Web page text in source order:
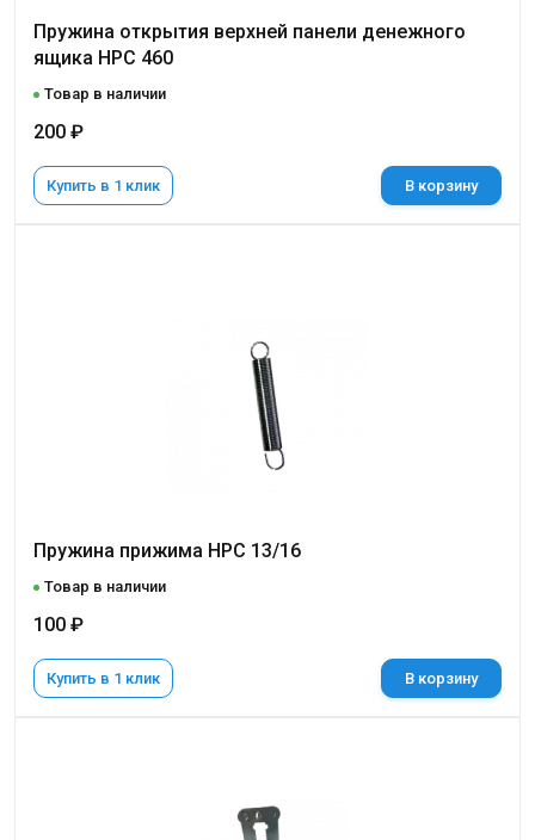
Пружина открытия верхней панели денежного
ящика НРС 460
Товар в наличии
200 ₽
Купить в 1 клик В корзину
Пружина прижима НРС 13/16
Товар в наличии
100 ₽
Купить в 1 клик В корзину